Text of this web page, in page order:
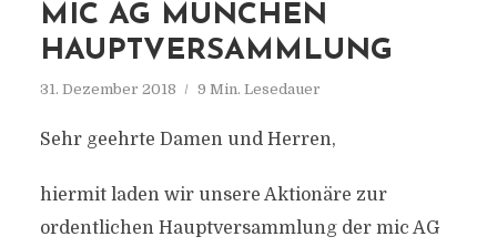
MIC AG MÜNCHEN
HAUPTVERSAMMLUNG
31. Dezember 2018 9 Min. Lesedauer
Sehr geehrte Damen und Herren,
hiermit laden wir unsere Aktionäre zur
ordentlichen Hauptversammlung der mic AG